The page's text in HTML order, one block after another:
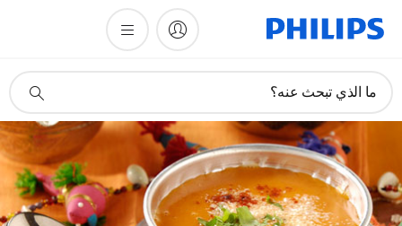
دعم
ما الذي تبحث عنه؟